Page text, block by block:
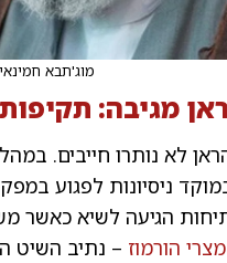
מוג'תבא
מגיבה:
לא נותרו חייבים.
הגיעה לשיא כאשר
מצרי הורמוז – נתיב השיט